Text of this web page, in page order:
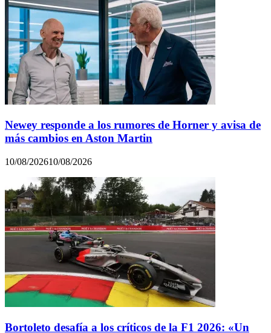
Newey responde a los rumores de Horner y avisa de
más cambios en Aston Martin
10/08/202610/08/2026
Bortoleto desafía a los críticos de la F1 2026: «Un